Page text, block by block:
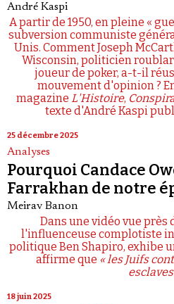
André Kaspi
A partir de 1950, en pleine «
subversion communiste
Unis. Comment Joseph
Wisconsin, politicien
joueur de poker, a-t-il
mouvement d'opinion ?
magazine L'Histoire,
texte d'André Kaspi
25 décembre 2025
Analyses
Pourquoi Candace
Farrakhan de notre
Meirav Banon
Dans une vidéo vue près
l'influenceuse complotiste
politique Ben Shapiro, exhibe
affirme que « les Juifs
18 juin 2025